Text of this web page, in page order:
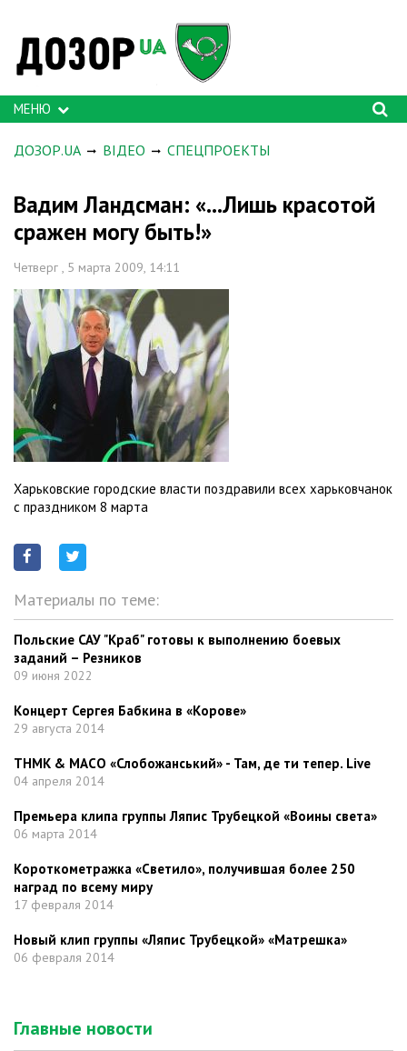
МЕНЮ
ДОЗОР.UA ВІДЕО СПЕЦПРОЕКТЫ
Вадим Ландсман: «...Лишь красотой
сражен могу быть!»
Четверг , 5 марта 2009, 14:11
Харьковские городские власти поздравили всех харьковчанок
с праздником 8 марта
Материалы по теме:
Польские САУ "Краб" готовы к выполнению боевых
заданий – Резников
09 июня 2022
Концерт Сергея Бабкина в «Корове»
29 августа 2014
ТНМК & МАСО «Слобожанський» - Там, де ти тепер. Live
04 апреля 2014
Премьера клипа группы Ляпис Трубецкой «Воины света»
06 марта 2014
Короткометражка «Светило», получившая более 250
наград по всему миру
17 февраля 2014
Новый клип группы «Ляпис Трубецкой» «Матрешка»
06 февраля 2014
Главные новости